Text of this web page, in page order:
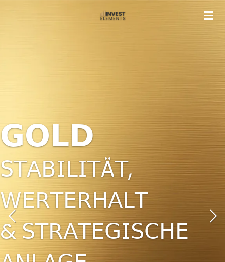
𝗭𝗨𝗞𝗨𝗡𝗙𝗧
𝖡𝖤𝖦𝖨𝖭𝖭𝖳 𝖬𝖨𝖳
𝗜𝗡𝗩𝗘𝗦𝗧
𝗘𝗟𝗘𝗠𝗘𝗡𝗧𝗦